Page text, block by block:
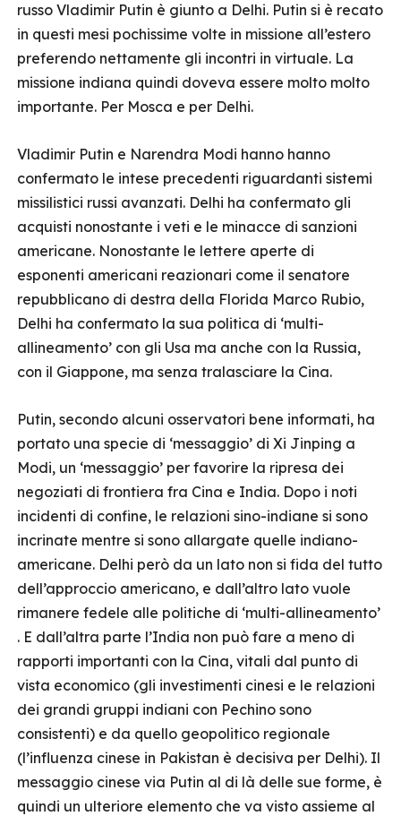
russo Vladimir Putin è giunto a Delhi. Putin si è recato
in questi mesi pochissime volte in missione all’estero
preferendo nettamente gli incontri in virtuale. La
missione indiana quindi doveva essere molto molto
importante. Per Mosca e per Delhi.
Vladimir Putin e Narendra Modi hanno hanno
confermato le intese precedenti riguardanti sistemi
missilistici russi avanzati. Delhi ha confermato gli
acquisti nonostante i veti e le minacce di sanzioni
americane. Nonostante le lettere aperte di
esponenti americani reazionari come il senatore
repubblicano di destra della Florida Marco Rubio,
Delhi ha confermato la sua politica di ‘multi-
allineamento’ con gli Usa ma anche con la Russia,
con il Giappone, ma senza tralasciare la Cina.
Putin, secondo alcuni osservatori bene informati, ha
portato una specie di ‘messaggio’ di Xi Jinping a
Modi, un ‘messaggio’ per favorire la ripresa dei
negoziati di frontiera fra Cina e India. Dopo i noti
incidenti di confine, le relazioni sino-indiane si sono
incrinate mentre si sono allargate quelle indiano-
americane. Delhi però da un lato non si fida del tutto
dell’approccio americano, e dall’altro lato vuole
rimanere fedele alle politiche di ‘multi-allineamento’
. E dall’altra parte l’India non può fare a meno di
rapporti importanti con la Cina, vitali dal punto di
vista economico (gli investimenti cinesi e le relazioni
dei grandi gruppi indiani con Pechino sono
consistenti) e da quello geopolitico regionale
(l’influenza cinese in Pakistan è decisiva per Delhi). Il
messaggio cinese via Putin al di là delle sue forme, è
quindi un ulteriore elemento che va visto assieme al